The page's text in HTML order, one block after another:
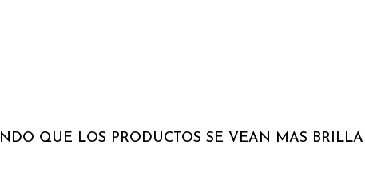
QUE LOS PRODUCTOS SE VEAN MAS